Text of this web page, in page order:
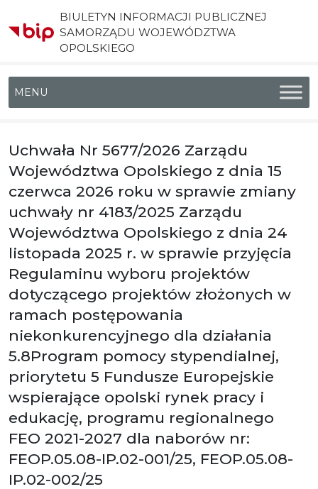
BIULETYN INFORMACJI PUBLICZNEJ
SAMORZĄDU WOJEWÓDZTWA
OPOLSKIEGO
Menu główne
Uchwała Nr 5677/2026 Zarządu
Województwa Opolskiego z dnia 15
czerwca 2026 roku w sprawie zmiany
uchwały nr 4183/2025 Zarządu
Województwa Opolskiego z dnia 24
listopada 2025 r. w sprawie przyjęcia
Regulaminu wyboru projektów
dotyczącego projektów złożonych w
ramach postępowania
niekonkurencyjnego dla działania
5.8Program pomocy stypendialnej,
priorytetu 5 Fundusze Europejskie
wspierające opolski rynek pracy i
edukację, programu regionalnego
FEO 2021-2027 dla naborów nr:
FEOP.05.08-IP.02-001/25, FEOP.05.08-
IP.02-002/25